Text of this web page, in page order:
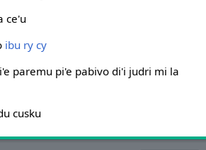
ce'u
ibu ry cy
paremu pi'e pabivo di'i judri mi la
cusku